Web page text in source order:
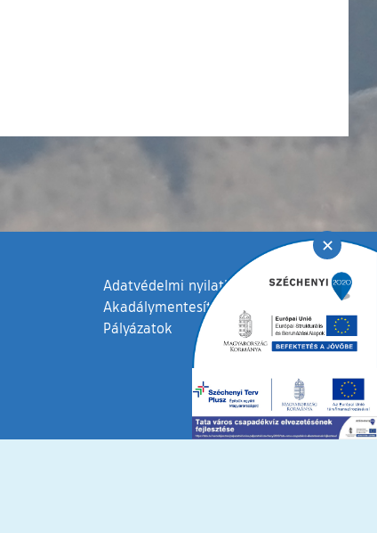
Adatvédelmi nyilatkozat
Akadálymentesítési nyilatkozat
Pályázatok
✕